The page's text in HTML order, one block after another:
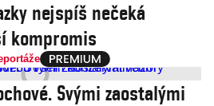
nejspíš nečeká
kompromis
Svými zaostalými